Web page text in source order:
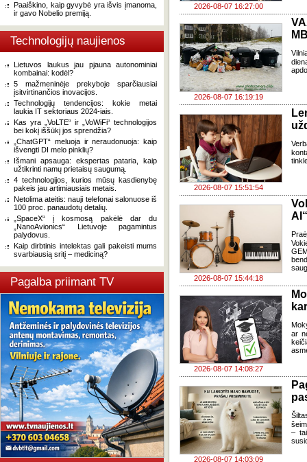
Paaiškino, kaip gyvybė yra išvis įmanoma,
ir gavo Nobelio premiją.
Technologijų naujienos
Lietuvos laukus jau pjauna autonominiai
kombainai: kodėl?
5 mažmeninėje prekyboje sparčiausiai
įsitvirtinančios inovacijos.
Technologijų tendencijos: kokie metai
laukia IT sektoriaus 2024-iais.
Kas yra „VoLTE“ ir „VoWiFi“ technologijos
bei kokį iššūkį jos sprendžia?
„ChatGPT“ meluoja ir neraudonuoja: kaip
išvengti DI melo pinklių?
Išmani apsauga: ekspertas pataria, kaip
užtikrinti namų prietaisų saugumą.
4 technologijos, kurios mūsų kasdienybę
pakeis jau artimiausiais metais.
Netolima ateitis: nauji telefonai salonuose iš
100 proc. panaudotų detalių.
„SpaceX“ į kosmosą pakėlė dar du
„NanoAvionics“ Lietuvoje pagamintus
palydovus.
Kaip dirbtinis intelektas gali pakeisti mums
svarbiausią sritį – mediciną?
Pagalba priimant TV
2026-08-07 16:27:00
2026-08-07 16:19:19
2026-08-07 15:51:54
2026-08-07 15:44:18
2026-08-07 14:08:27
ar
2026-08-07 14:03:09
–